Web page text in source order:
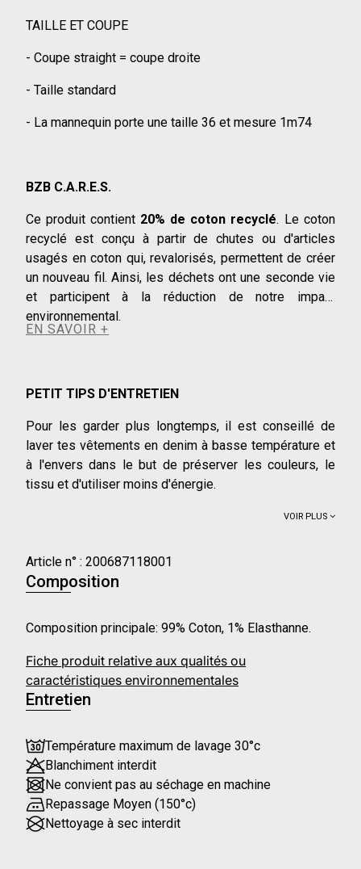
TAILLE ET COUPE
- Coupe straight = coupe droite
- Taille standard
- La mannequin porte une taille 36 et mesure 1m74
BZB C.A.R.E.S.
Ce produit contient 20% de coton recyclé. Le coton
recyclé est conçu à partir de chutes ou d'articles
usagés en coton qui, revalorisés, permettent de créer
un nouveau fil. Ainsi, les déchets ont une seconde vie
et participent à la réduction de notre impact
environnemental.
EN SAVOIR +
PETIT TIPS D'ENTRETIEN
Pour les garder plus longtemps, il est conseillé de
laver tes vêtements en denim à basse température et
à l'envers dans le but de préserver les couleurs, le
tissu et d'utiliser moins d'énergie.
VOIR PLUS
Article n° : 200687118001
Composition
Composition principale: 99% Coton, 1% Elasthanne.
Fiche produit relative aux qualités ou
caractéristiques environnementales
Entretien
Température maximum de lavage 30°c
Blanchiment interdit
Ne convient pas au séchage en machine
Repassage Moyen (150°c)
Nettoyage à sec interdit